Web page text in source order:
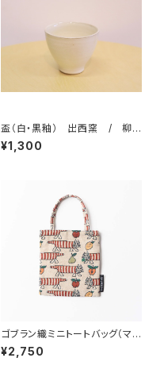
盃（白・黒釉） 出西窯 / 柳
宗理ディレクション出西窯シリー
ズ
¥1,300
ゴブラン織ミニトートバッグ（マイ
キー・フルーツ） / Lisa Lars
on リサ・ラーソン
¥2,750